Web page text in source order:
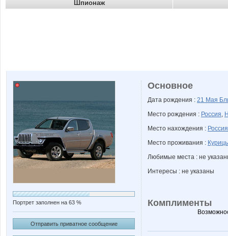
Шпионаж
Портрет заполнен на 63 %
Отправить приватное сообщение
Основное
Дата рождения : 21 Мая
Место рождения : Россия,
Место нахождения : Россия
Место проживания :
Любимые места : не
Интересы : не указаны
Комплименты